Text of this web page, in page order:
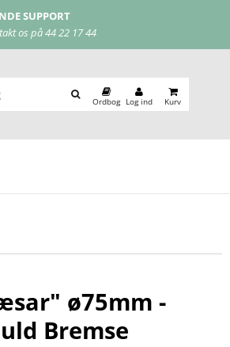
Ordbog Log ind Kurv
ø75mm -
Bremse